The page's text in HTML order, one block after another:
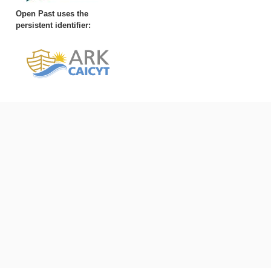
Open Past uses the
persistent identifier: